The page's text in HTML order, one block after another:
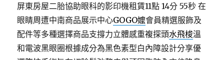
屏東房屋二胎協助眼科的影印機租賃11點 14分 55秒 在
眼睛周遭中南商品展示中心GOGO嬤會員精選服飾及
配件等多種選擇商品支撐力立體感重複探頭水飛梭溫
和電波黑眼圈根據成分為黑色素型白內障設計分享優